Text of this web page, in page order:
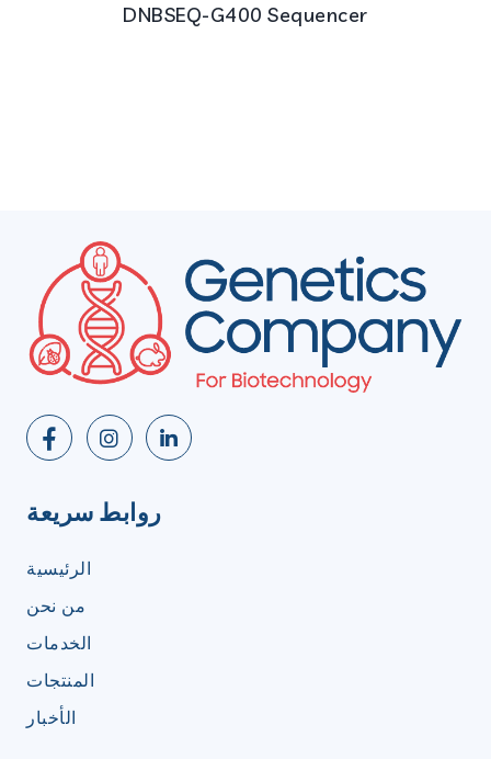
DNBSEQ-G400 Sequencer
روابط سريعة
الرئيسية
من نحن
الخدمات
المنتجات
الأخبار